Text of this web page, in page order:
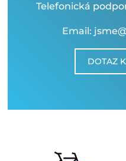
Telefonická
Email:
DOTAZ